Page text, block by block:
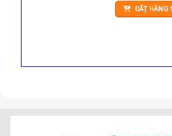
ĐẶT HÀNG